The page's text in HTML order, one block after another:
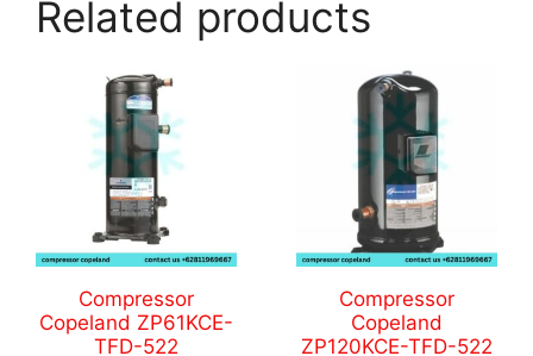
Related products
Compressor
Copeland ZP61KCE-
TFD-522
Compressor
Copeland
ZP120KCE-TFD-522